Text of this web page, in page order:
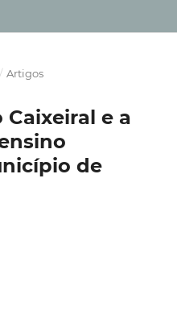
/ Artigos
Caixeiral e a
de